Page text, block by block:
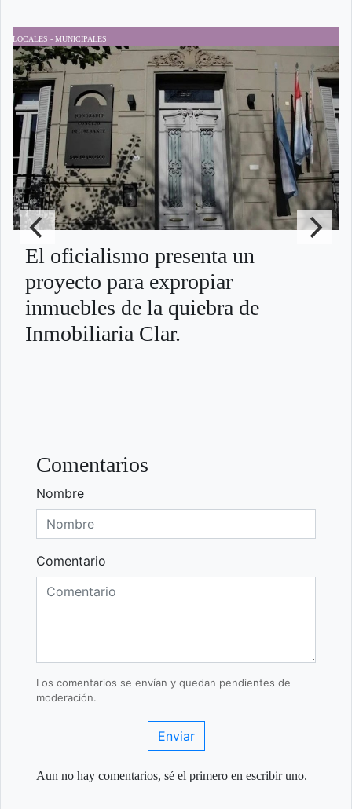
LOCALES - MUNICIPALES
El oficialismo presenta un
proyecto para expropiar
inmuebles de la quiebra de
Inmobiliaria Clar.
Comentarios
Nombre
Comentario
Los comentarios se envían y quedan pendientes de
moderación.
Enviar
Aun no hay comentarios, sé el primero en escribir uno.